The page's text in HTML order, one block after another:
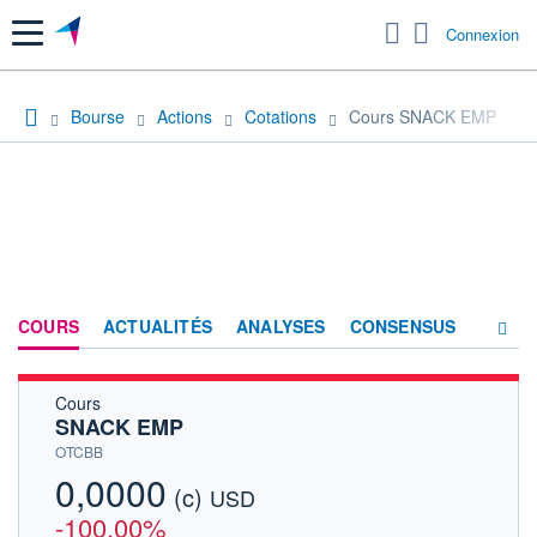
Menu Connexion
Bourse Actions Cotations Cours SNACK EMP
COURS ACTUALITÉS ANALYSES CONSENSUS
Cours
SNACK EMP
OTCBB
0,0000 (c) USD
-100,00%